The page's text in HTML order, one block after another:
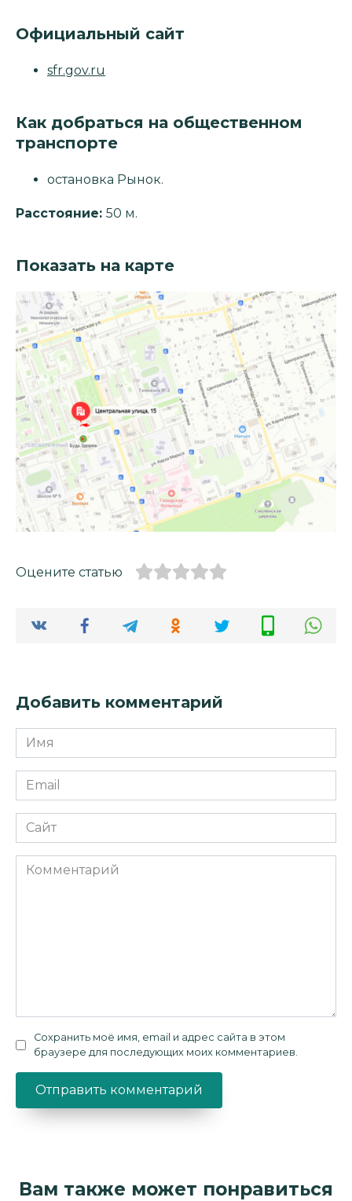
Официальный сайт
sfr.gov.ru
Как добраться на общественном
транспорте
остановка Рынок.
Расстояние: 50 м.
Показать на карте
Оцените статью
Добавить комментарий
Имя
*
Email
*
Сайт
Комментарий
Сохранить моё имя, email и адрес сайта в этом
браузере для последующих моих комментариев.
Вам также может понравиться